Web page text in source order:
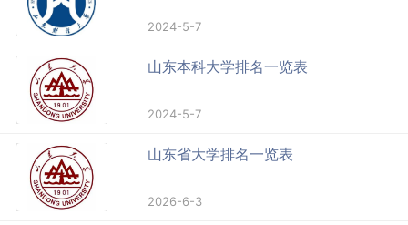
2024-5-7
山东本科大学排名一览表
2024-5-7
山东省大学排名一览表
2026-6-3